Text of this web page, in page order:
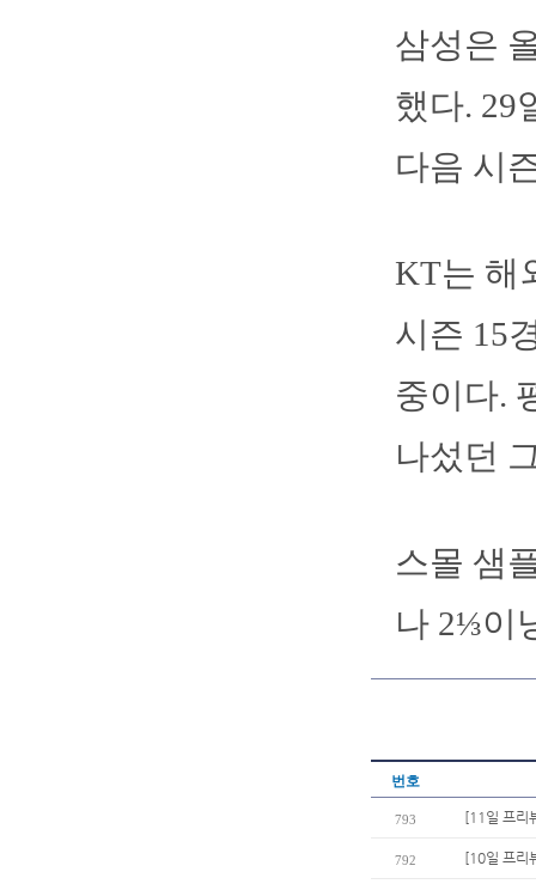
삼성은
했다. 29
다음 시
KT는 해
시즌 15
중이다.
나섰던
스몰 샘
나 2⅓이
번호
793 [11일 프리
792 [10일 프리